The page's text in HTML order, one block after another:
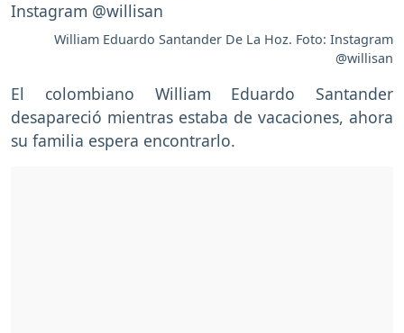
William Eduardo Santander De La Hoz. Foto: Instagram
@willisan
El colombiano William Eduardo Santander
desapareció mientras estaba de vacaciones, ahora
su familia espera encontrarlo.